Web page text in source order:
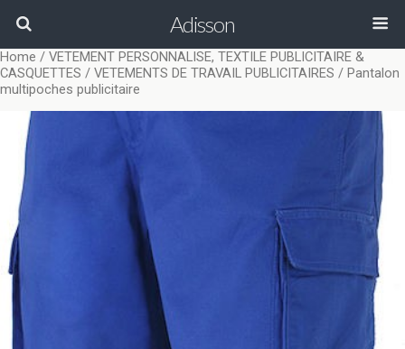
Adisson
Home / VETEMENT PERSONNALISE, TEXTILE PUBLICITAIRE &
CASQUETTES / VETEMENTS DE TRAVAIL PUBLICITAIRES / Pantalon
multipoches publicitaire